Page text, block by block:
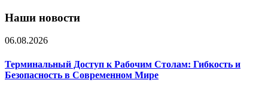
Наши новости
06.08.2026
Терминальный Доступ к Рабочим Столам: Гибкость и
Безопасность в Современном Мире